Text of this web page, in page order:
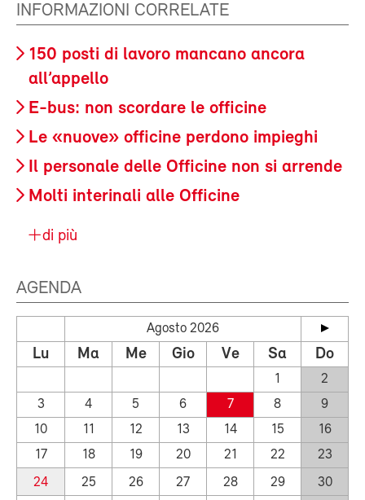
INFORMAZIONI CORRELATE
150 posti di lavoro mancano ancora
all’appello
E-bus: non scordare le officine
Le «nuove» officine perdono impieghi
Il personale delle Officine non si arrende
Molti interinali alle Officine
di più
AGENDA
Agosto 2026
Lu Ma Me Gio Ve Sa Do
1
2
3
4 5 6 7 8
9
10
11 12 13 14 15
16
17
18 19 20 21 22
23
24
25 26 27 28 29
30